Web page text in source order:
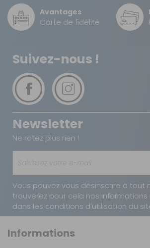
Alimentation hors réseau
Utilisation en toute saison
DPD à domicile
12 €
TNT Express
18 €
Retour simple sous 14 jours :
Vous avez changé d'avis ?
Retournez nous vos achats en utilisant le
Avantages
Carte de fidélité
Suivez-nous !
Newsletter
Ne ratez plus rien !
Vous pouvez vous désinscrire à tout
trouverez pour cela nos
dans les conditions d'utilisation du
Informations